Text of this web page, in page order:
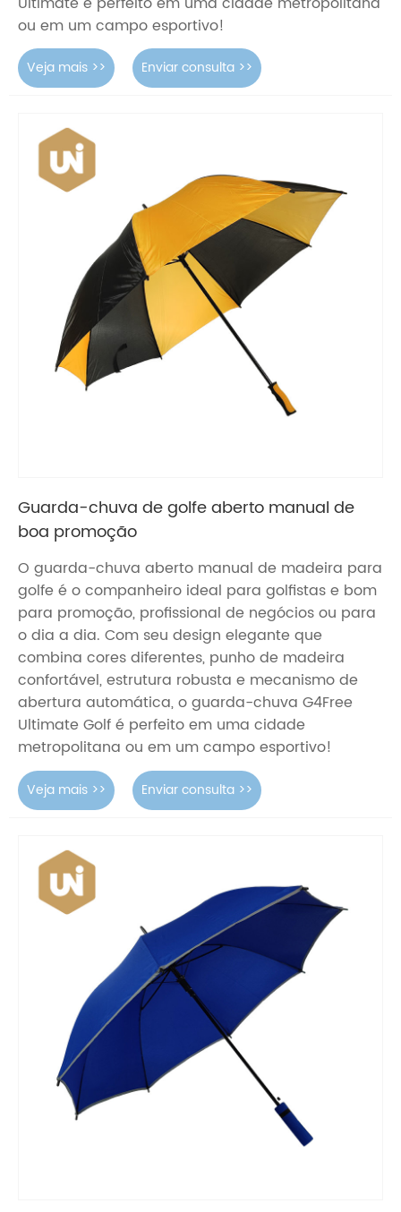
ou em um campo esportivo!
Veja mais >> Enviar consulta >>
Guarda-chuva de golfe aberto manual de
boa promoção
O guarda-chuva aberto manual de madeira para
golfe é o companheiro ideal para golfistas e bom
para promoção, profissional de negócios ou para
o dia a dia. Com seu design elegante que
combina cores diferentes, punho de madeira
confortável, estrutura robusta e mecanismo de
abertura automática, o guarda-chuva G4Free
Ultimate Golf é perfeito em uma cidade
metropolitana ou em um campo esportivo!
Veja mais >> Enviar consulta >>